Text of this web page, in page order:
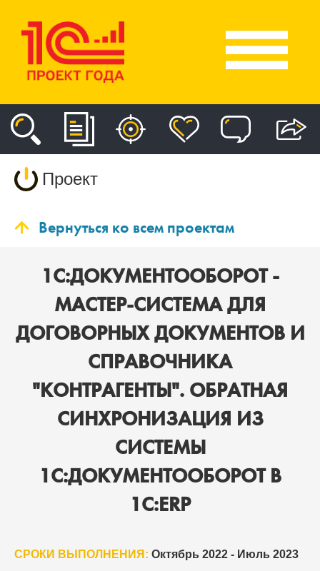
Проект
Вернуться ко всем проектам
1С:ДОКУМЕНТООБОРОТ -
МАСТЕР-СИСТЕМА ДЛЯ
ДОГОВОРНЫХ ДОКУМЕНТОВ И
СПРАВОЧНИКА
"КОНТРАГЕНТЫ". ОБРАТНАЯ
СИНХРОНИЗАЦИЯ ИЗ
СИСТЕМЫ
1С:ДОКУМЕНТООБОРОТ В
1С:ERP
СРОКИ ВЫПОЛНЕНИЯ: Октябрь 2022 - Июль 2023